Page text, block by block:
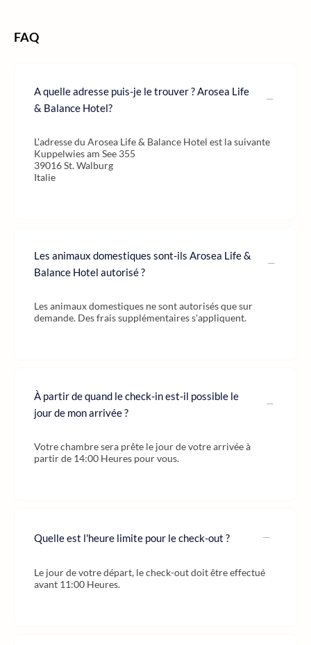
FAQ
A quelle adresse puis-je le trouver ? Arosea Life
& Balance Hotel?
L'adresse du Arosea Life & Balance Hotel est la suivante
Kuppelwies am See 355
39016 St. Walburg
Italie
Les animaux domestiques sont-ils Arosea Life &
Balance Hotel autorisé ?
Les animaux domestiques ne sont autorisés que sur
demande. Des frais supplémentaires s'appliquent.
À partir de quand le check-in est-il possible le
jour de mon arrivée ?
Votre chambre sera prête le jour de votre arrivée à
partir de 14:00 Heures pour vous.
Quelle est l'heure limite pour le check-out ?
Le jour de votre départ, le check-out doit être effectué
avant 11:00 Heures.